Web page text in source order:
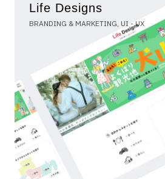
Life Designs
BRANDING & MARKETING, UI - UX